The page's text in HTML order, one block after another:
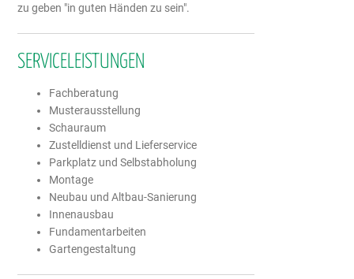
zu geben "in guten Händen zu sein".
SERVICELEISTUNGEN
Fachberatung
Musterausstellung
Schauraum
Zustelldienst und Lieferservice
Parkplatz und Selbstabholung
Montage
Neubau und Altbau-Sanierung
Innenausbau
Fundamentarbeiten
Gartengestaltung